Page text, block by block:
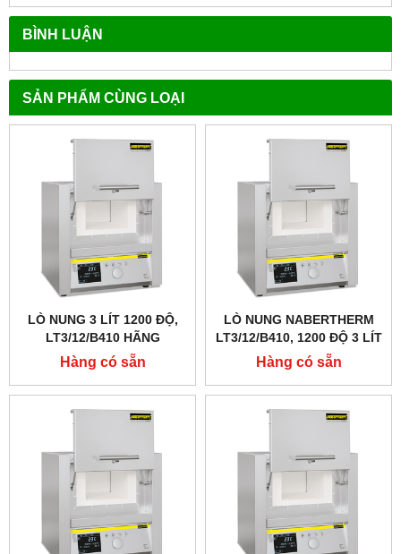
BÌNH LUẬN
SẢN PHẨM CÙNG LOẠI
LÒ NUNG 3 LÍT 1200 ĐỘ,
LT3/12/B410 HÃNG
NABERTHERM - ĐỨC
Hàng có sẵn
LÒ NUNG NABERTHERM
LT3/12/B410, 1200 ĐỘ 3 LÍT
, CỬA LẬT LÊN
Hàng có sẵn